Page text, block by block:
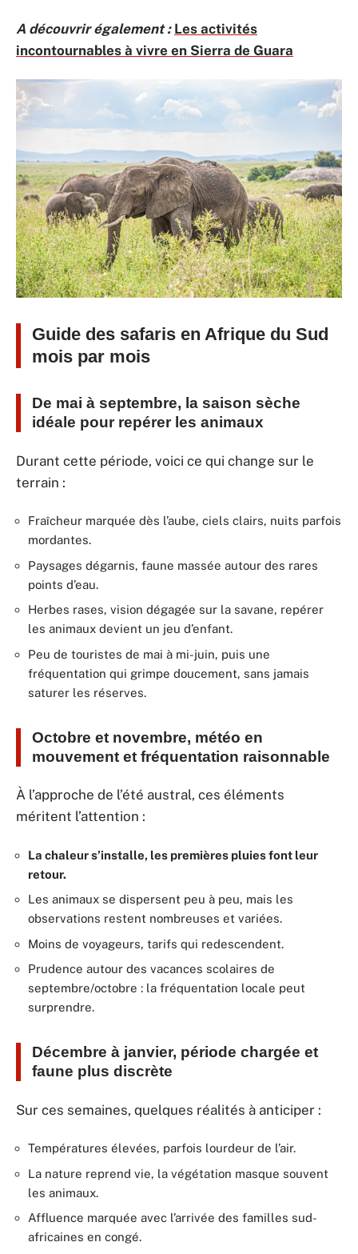
A découvrir également : Les activités
incontournables à vivre en Sierra de Guara
Guide des safaris en Afrique du Sud
mois par mois
De mai à septembre, la saison sèche
idéale pour repérer les animaux
Durant cette période, voici ce qui change sur le
terrain :
Fraîcheur marquée dès l’aube, ciels clairs, nuits parfois
mordantes.
Paysages dégarnis, faune massée autour des rares
points d’eau.
Herbes rases, vision dégagée sur la savane, repérer
les animaux devient un jeu d’enfant.
Peu de touristes de mai à mi-juin, puis une
fréquentation qui grimpe doucement, sans jamais
saturer les réserves.
Octobre et novembre, météo en
mouvement et fréquentation raisonnable
À l’approche de l’été austral, ces éléments
méritent l’attention :
La chaleur s’installe, les premières pluies font leur
retour.
Les animaux se dispersent peu à peu, mais les
observations restent nombreuses et variées.
Moins de voyageurs, tarifs qui redescendent.
Prudence autour des vacances scolaires de
septembre/octobre : la fréquentation locale peut
surprendre.
Décembre à janvier, période chargée et
faune plus discrète
Sur ces semaines, quelques réalités à anticiper :
Températures élevées, parfois lourdeur de l’air.
La nature reprend vie, la végétation masque souvent
les animaux.
Affluence marquée avec l’arrivée des familles sud-
africaines en congé.